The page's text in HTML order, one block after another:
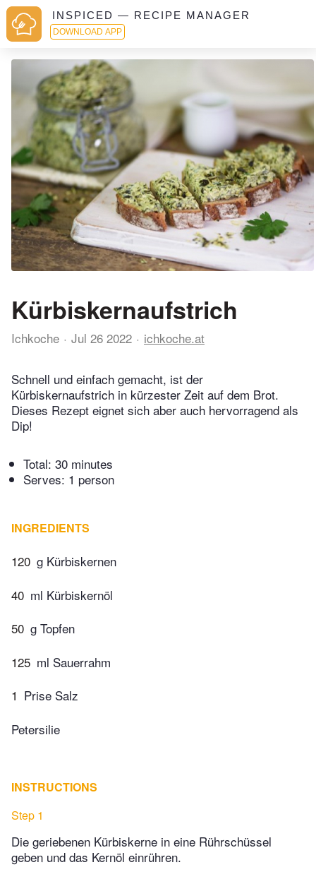
INSPICED — RECIPE MANAGER
DOWNLOAD APP
Kürbiskernaufstrich
Ichkoche Jul 26 2022 ichkoche.at
Schnell und einfach gemacht, ist der
Kürbiskernaufstrich in kürzester Zeit auf dem Brot.
Dieses Rezept eignet sich aber auch hervorragend als
Dip!
Total: 30 minutes
Serves: 1 person
INGREDIENTS
120 g Kürbiskernen
40 ml Kürbiskernöl
50 g Topfen
125 ml Sauerrahm
1 Prise Salz
Petersilie
INSTRUCTIONS
Step 1
Die geriebenen Kürbiskerne in eine Rührschüssel
geben und das Kernöl einrühren.